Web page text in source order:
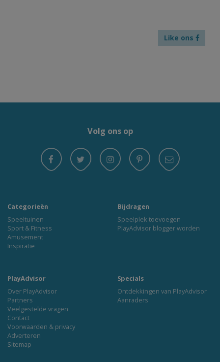
Like ons
Volg ons op
Categorieën
Speeltuinen
Sport & Fitness
Amusement
Inspiratie
Bijdragen
Speelplek toevoegen
PlayAdvisor blogger worden
PlayAdvisor
Over PlayAdvisor
Partners
Veelgestelde vragen
Contact
Voorwaarden & privacy
Adverteren
Sitemap
Specials
Ontdekkingen van PlayAdvisor
Aanraders